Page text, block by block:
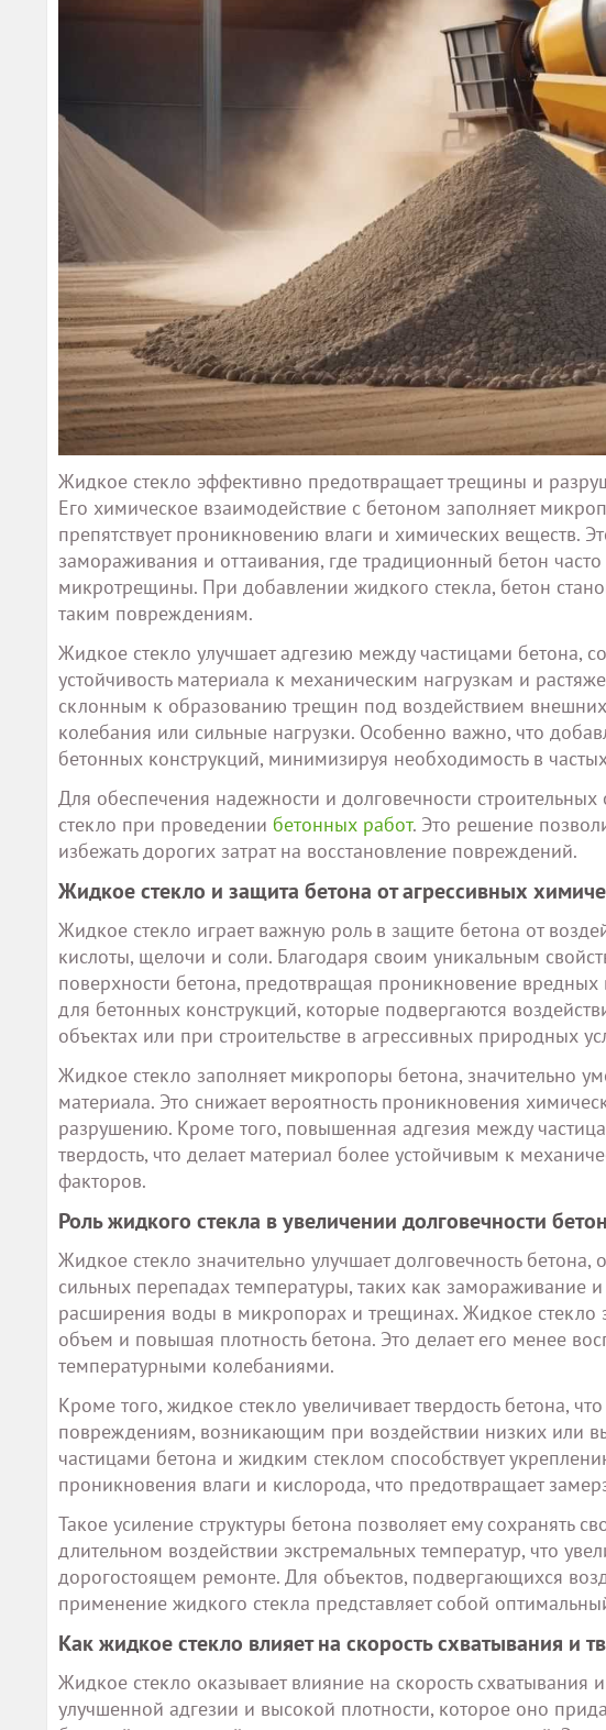
Жидкое стекло эффективно предотвращает трещины и
Его химическое взаимодействие с бетоном заполняет
препятствует проникновению влаги и химических веществ.
замораживания и оттаивания, где традиционный бетон
микротрещины. При добавлении жидкого стекла, бетон
таким повреждениям.
Жидкое стекло улучшает адгезию между частицами бетона,
устойчивость материала к механическим нагрузкам и
склонным к образованию трещин под воздействием
колебания или сильные нагрузки. Особенно важно, что
бетонных конструкций, минимизируя необходимость в
Для обеспечения надежности и долговечности
стекло при проведении бетонных работ. Это решение
избежать дорогих затрат на восстановление повреждений.
Жидкое стекло и защита бетона от агрессивных
Жидкое стекло играет важную роль в защите бетона от
кислоты, щелочи и соли. Благодаря своим уникальным
поверхности бетона, предотвращая проникновение вредных
для бетонных конструкций, которые подвергаются
объектах или при строительстве в агрессивных природных
Жидкое стекло заполняет микропоры бетона, значительно
материала. Это снижает вероятность проникновения
разрушению. Кроме того, повышенная адгезия между
твердость, что делает материал более устойчивым к
факторов.
Роль жидкого стекла в увеличении долговечности
Жидкое стекло значительно улучшает долговечность
сильных перепадах температуры, таких как замораживание
расширения воды в микропорах и трещинах. Жидкое стекло
объем и повышая плотность бетона. Это делает его менее
температурными колебаниями.
Кроме того, жидкое стекло увеличивает твердость бетона,
повреждениям, возникающим при воздействии низких или
частицами бетона и жидким стеклом способствует
проникновения влаги и кислорода, что предотвращает
Такое усиление структуры бетона позволяет ему сохранять
длительном воздействии экстремальных температур, что
дорогостоящем ремонте. Для объектов, подвергающихся
применение жидкого стекла представляет собой
Как жидкое стекло влияет на скорость схватывания и
Жидкое стекло оказывает влияние на скорость схватывания
улучшенной адгезии и высокой плотности, которое оно